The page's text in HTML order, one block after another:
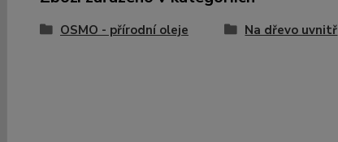
OSMO - přírodní oleje Na dřevo uvnitř